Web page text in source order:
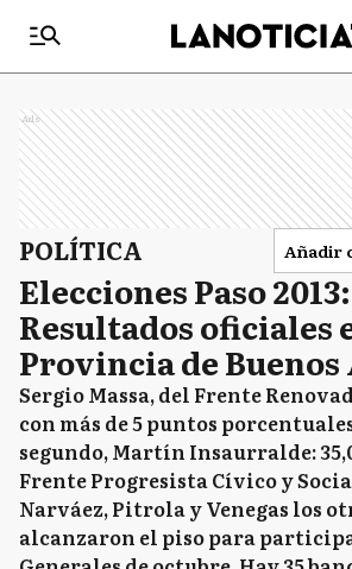
Ads
POLÍTICA Añadir
Elecciones Paso 2013:
Resultados oficiales
Provincia de
Sergio Massa, del Frente
con más de 5 puntos
segundo, Martín Insaurralde:
Frente Progresista Cívico y
Narváez, Pitrola y Venegas los
alcanzaron el piso para